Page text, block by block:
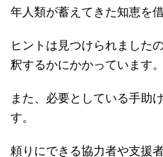
年人類が蓄えてきた知恵を
ヒントは見つけられました
釈するかにかかっています。
また、必要としている手助
す。
頼りにできる協力者や支援